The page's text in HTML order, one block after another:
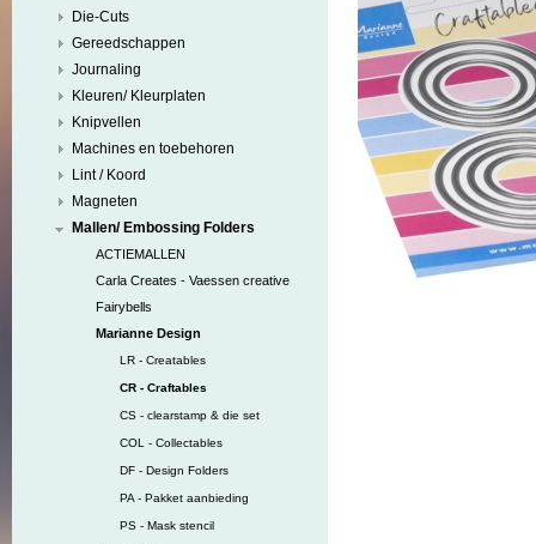
Die-Cuts
Gereedschappen
Journaling
Kleuren/ Kleurplaten
Knipvellen
Machines en toebehoren
Lint / Koord
Magneten
Mallen/ Embossing Folders
ACTIEMALLEN
Carla Creates - Vaessen creative
Fairybells
Marianne Design
LR - Creatables
CR - Craftables
CS - clearstamp & die set
COL - Collectables
DF - Design Folders
PA - Pakket aanbieding
PS - Mask stencil